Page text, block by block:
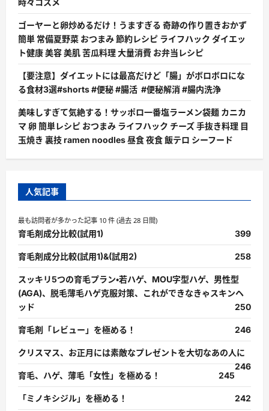
時々コスメ
ゴーヤーと卵炒めるだけ！うますぎる 奇跡の作り置きおかず
簡単 常備夏野菜 おつまみ 節約レシピ ライフハック ダイエッ
ト健康 美容 美肌 苦瓜料理 大量消費 お弁当レシピ
【要注意】ダイエットには最高だけど「腸」がボロボロにな
る食材3選#shorts #便秘 #腸活 #便秘解消 #腸内洗浄
美味しすぎて気絶する！サッポロ一番塩ラーメン袋麺 カニカ
マ 卵 簡単レシピ おつまみ ライフハック チーズ 手抜き料理 目
玉焼き 裏技 ramen noodles 昼食 夜食 飯テロ シーフード
人気記事
最も訪問者が多かった記事 10 件 (過去 28 日間)
育毛剤成分比較(試用1) 399
育毛剤成分比較(試用1)&(試用2) 258
スッキリ5つの育毛プラン・若ハゲ、MOU字型ハゲ、男性型
(AGA)、脱毛薄毛ハゲ克服対策、これができなきゃスキンヘ
ッド
250
育毛剤「レビュー」を極める！ 246
クリスマス、お正月には素敵なプレゼントを大切なあの人に
246
育毛、ハゲ、薄毛「女性」を極める！
245
「ミノキシジル」を極める！ 242